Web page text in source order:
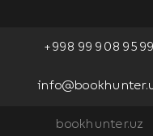
+998 99 908 95 99
bookhunter.uz